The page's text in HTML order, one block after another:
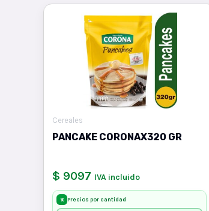
Cereales
PANCAKE CORONAX320 GR
$ 9097 IVA incluido
% Precios por cantidad